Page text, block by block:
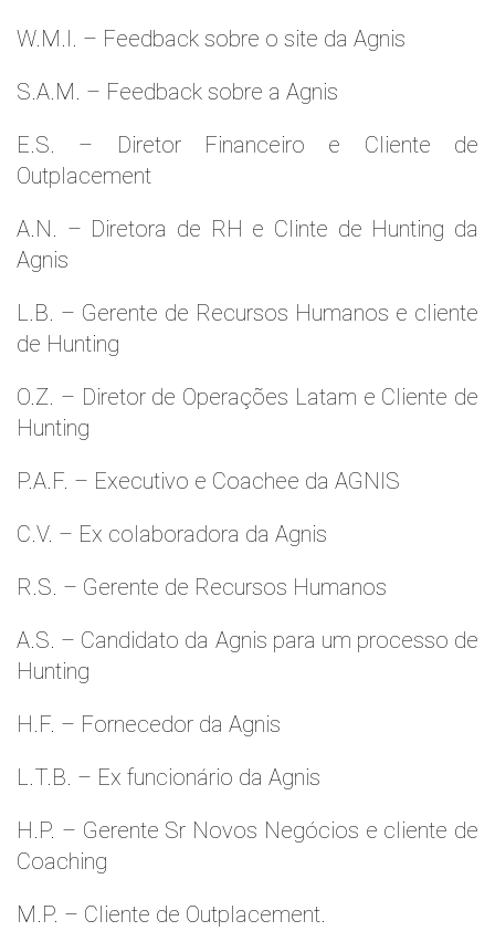
W.M.l. – Feedback sobre o site da Agnis
S.A.M. – Feedback sobre a Agnis
E.S. – Diretor Financeiro e Cliente de
Outplacement
A.N. – Diretora de RH e Clinte de Hunting da
Agnis
L.B. – Gerente de Recursos Humanos e cliente
de Hunting
O.Z. – Diretor de Operações Latam e Cliente de
Hunting
P.A.F. – Executivo e Coachee da AGNIS
C.V. – Ex colaboradora da Agnis
R.S. – Gerente de Recursos Humanos
A.S. – Candidato da Agnis para um processo de
Hunting
H.F. – Fornecedor da Agnis
L.T.B. – Ex funcionário da Agnis
H.P. – Gerente Sr Novos Negócios e cliente de
Coaching
M.P. – Cliente de Outplacement.